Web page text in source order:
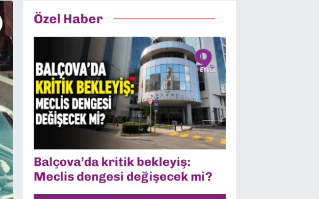
Özel Haber
Balçova’da kritik bekleyiş:
Meclis dengesi değişecek mi?